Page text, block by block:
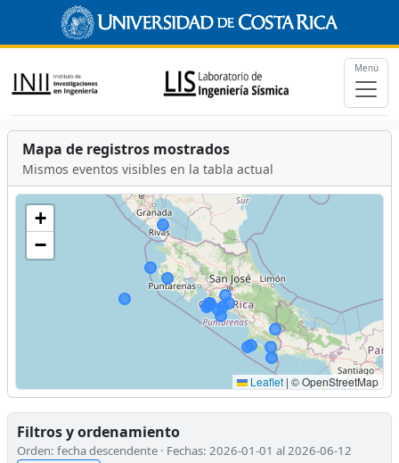
Menú
Mapa de registros mostrados
Mismos eventos visibles en la tabla actual
+
−
Leaflet | © OpenStreetMap
Filtros y ordenamiento
Orden: fecha descendente · Fechas: 2026-01-01 al 2026-06-12